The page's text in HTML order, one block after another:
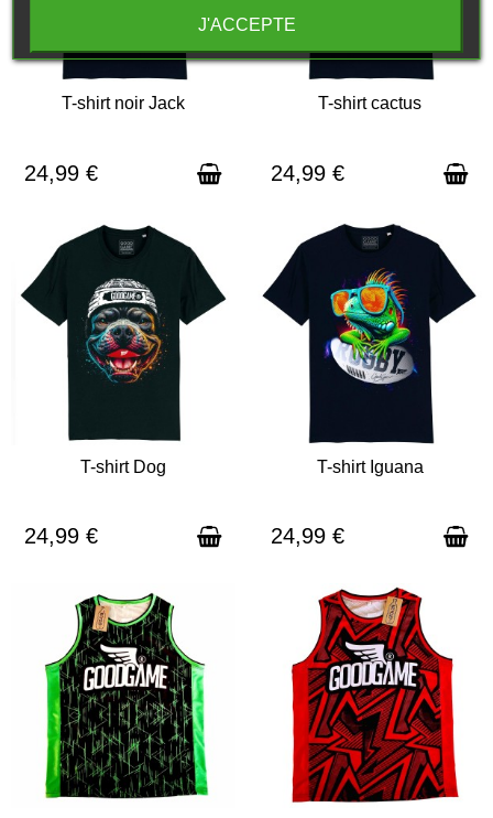
T-shirt noir Jack
24,99 €
T-shirt cactus
24,99 €
T-shirt Dog
24,99 €
T-shirt Iguana
24,99 €
J'ACCEPTE